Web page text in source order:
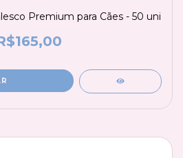
Premium para Cães - 50 uni